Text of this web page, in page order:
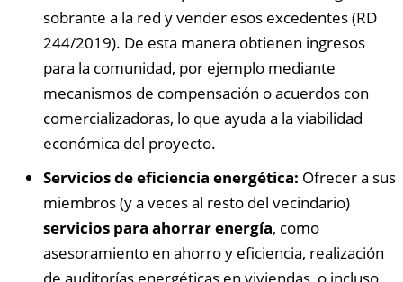
sobrante a la red y vender esos excedentes (RD
244/2019). De esta manera obtienen ingresos
para la comunidad, por ejemplo mediante
mecanismos de compensación o acuerdos con
comercializadoras, lo que ayuda a la viabilidad
económica del proyecto.
Servicios de eficiencia energética: Ofrecer a sus
miembros (y a veces al resto del vecindario)
servicios para ahorrar energía, como
asesoramiento en ahorro y eficiencia, realización